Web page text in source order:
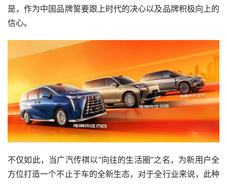
是，作为中国品牌誓要跟上时代的决心以及品牌积极向上的
信心。
不仅如此，当广汽传祺以“向往的生活圈”之名，为新用户全
方位打造一个不止于车的全新生态，对于全行业来说，此种